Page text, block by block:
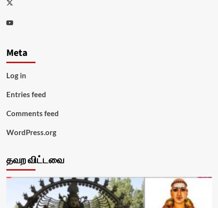
Twitter
Youtube
Meta
Log in
Entries feed
Comments feed
WordPress.org
தவற விட்டவை